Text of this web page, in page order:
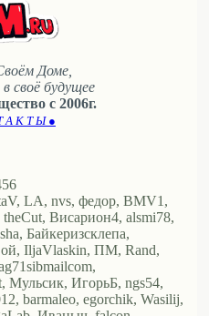
Доме,
своё будущее
с 2006г.
А К Т Ы ●
LA, nvs, федор, BMV1,
Висариoн4, alsmi78,
Байкеризсклепа,
IljaVlaskin, ПМ, Rand,
Мульсик, ИгорьБ, ngs54,
barmaleo, egorchik, Wasilij,